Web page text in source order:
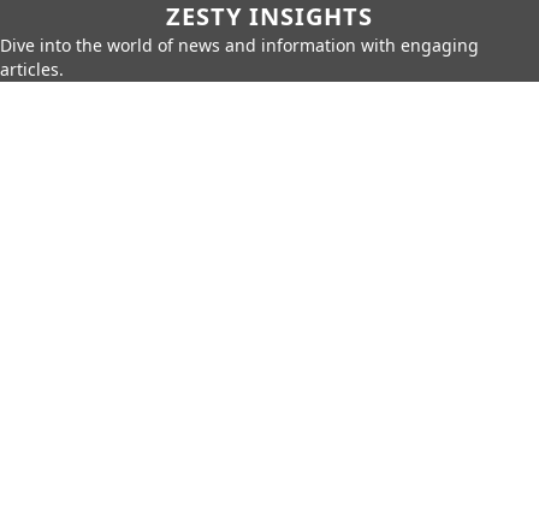
ZESTY INSIGHTS
Dive into the world of news and information with engaging
articles.